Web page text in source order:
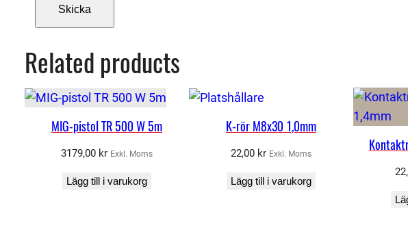
Related products
MIG-pistol TR 500 W 5m
3179,00 kr Exkl. Moms
Lägg till i varukorg
K-rör M8x30 1,0mm
22,00 kr Exkl. Moms
Lägg till i varukorg